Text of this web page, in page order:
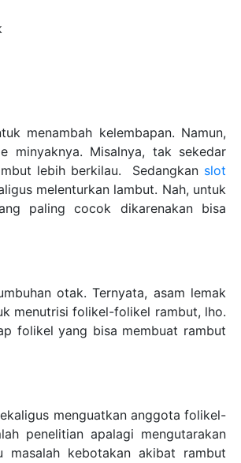
menambah kelembapan. Namun,
minyaknya. Misalnya, tak sekedar
lebih berkilau. Sedangkan slot
melenturkan lambut. Nah, untuk
paling cocok dikarenakan bisa
otak. Ternyata, asam lemak
menutrisi folikel-folikel rambut, lho.
folikel yang bisa membuat rambut
menguatkan anggota folikel-
penelitian apalagi mengutarakan
kebotakan akibat rambut